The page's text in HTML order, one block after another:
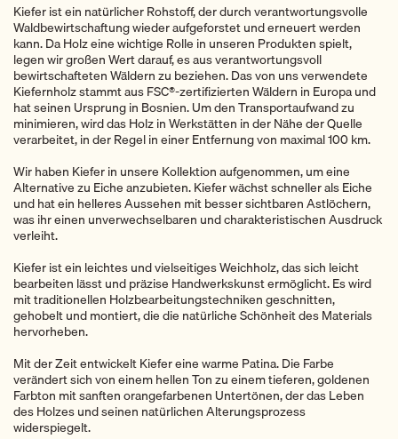
Kiefer ist ein natürlicher Rohstoff, der durch verantwortungsvolle
Waldbewirtschaftung wieder aufgeforstet und erneuert werden
kann. Da Holz eine wichtige Rolle in unseren Produkten spielt,
legen wir großen Wert darauf, es aus verantwortungsvoll
bewirtschafteten Wäldern zu beziehen. Das von uns verwendete
Kiefernholz stammt aus FSC®-zertifizierten Wäldern in Europa und
hat seinen Ursprung in Bosnien. Um den Transportaufwand zu
minimieren, wird das Holz in Werkstätten in der Nähe der Quelle
verarbeitet, in der Regel in einer Entfernung von maximal 100 km.
Wir haben Kiefer in unsere Kollektion aufgenommen, um eine
Alternative zu Eiche anzubieten. Kiefer wächst schneller als Eiche
und hat ein helleres Aussehen mit besser sichtbaren Astlöchern,
was ihr einen unverwechselbaren und charakteristischen Ausdruck
verleiht.
Kiefer ist ein leichtes und vielseitiges Weichholz, das sich leicht
bearbeiten lässt und präzise Handwerkskunst ermöglicht. Es wird
mit traditionellen Holzbearbeitungstechniken geschnitten,
gehobelt und montiert, die die natürliche Schönheit des Materials
hervorheben.
Mit der Zeit entwickelt Kiefer eine warme Patina. Die Farbe
verändert sich von einem hellen Ton zu einem tieferen, goldenen
Farbton mit sanften orangefarbenen Untertönen, der das Leben
des Holzes und seinen natürlichen Alterungsprozess
widerspiegelt.